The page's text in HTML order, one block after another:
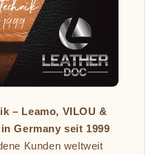
– Leamo, VILOU &
Germany seit 1999
Kunden weltweit